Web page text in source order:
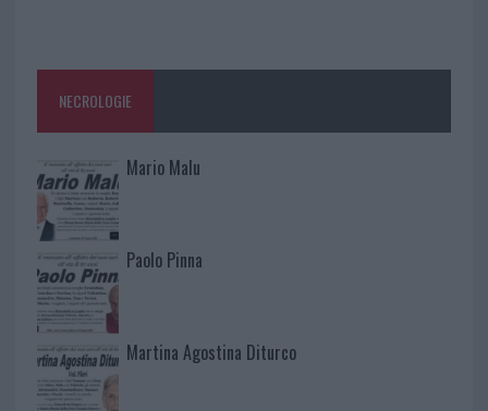
NECROLOGIE
Mario Malu
Paolo Pinna
Martina Agostina Diturco